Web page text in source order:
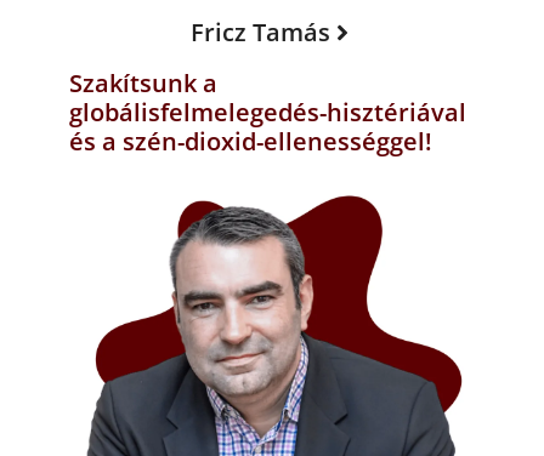
Fricz Tamás
Szakítsunk a
globálisfelmelegedés-hisztériával
és a szén-dioxid-ellenességgel!